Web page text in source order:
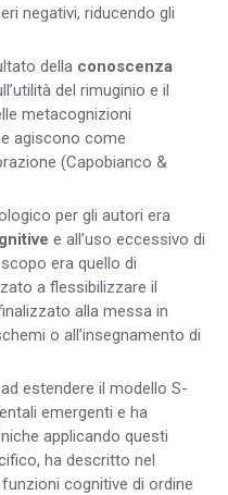
negativi, riducendo gli
della conoscenza
del rimuginio e il
metacognizioni
agiscono come
(Capobianco &
per gli autori era
e all’uso eccessivo di
era quello di
a flessibilizzare il
alla messa in
o all’insegnamento di
estendere il modello S-
emergenti e ha
applicando questi
ha descritto nel
cognitive di ordine